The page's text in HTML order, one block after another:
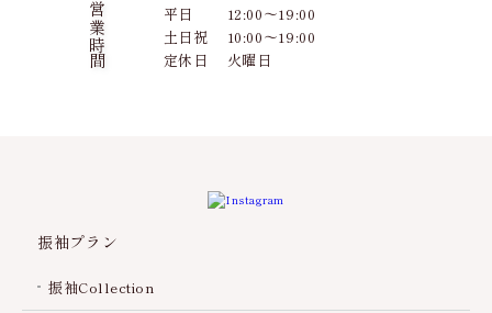
営業時間 平日
12:00～19:00
土日祝
10:00～19:00
定休日
火曜日
振袖プラン
振袖Collection